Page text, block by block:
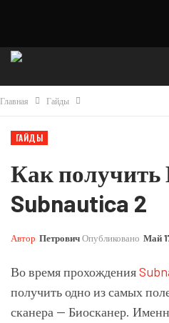
Главная Гайды
ГАЙДЫ
Как получить
Subnautica 2
Автор ПетровичОпубликовано Май
Во время прохождения
получить одно из самых
сканера — Биосканер.